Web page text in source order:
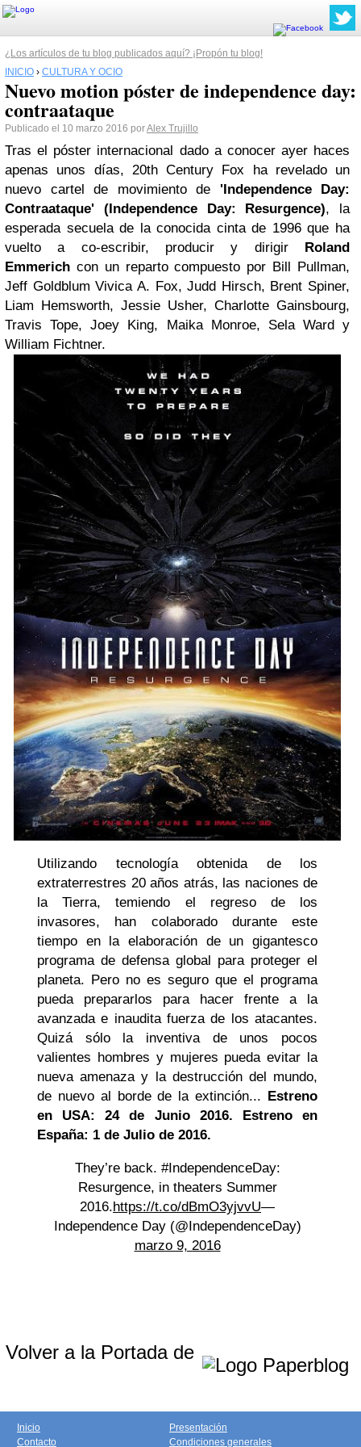
¿Los artículos de tu blog publicados aquí? ¡Propón tu blog!
INICIO › CULTURA Y OCIO
Nuevo motion póster de independence day:
contraataque
Publicado el 10 marzo 2016 porAlex Trujillo
Tras el póster internacional dado a conocer ayer haces
apenas unos días, 20th Century Fox ha revelado un
nuevo cartel de movimiento de 'Independence Day:
Contraataque' (Independence Day: Resurgence), la
esperada secuela de la conocida cinta de 1996 que ha
vuelto a co-escribir, producir y dirigir Roland
Emmerich con un reparto compuesto por Bill Pullman,
Jeff Goldblum Vivica A. Fox, Judd Hirsch, Brent Spiner,
Liam Hemsworth, Jessie Usher, Charlotte Gainsbourg,
Travis Tope, Joey King, Maika Monroe, Sela Ward y
William Fichtner.
Utilizando tecnología obtenida de los
extraterrestres 20 años atrás, las naciones de
la Tierra, temiendo el regreso de los
invasores, han colaborado durante este
tiempo en la elaboración de un gigantesco
programa de defensa global para proteger el
planeta. Pero no es seguro que el programa
pueda prepararlos para hacer frente a la
avanzada e inaudita fuerza de los atacantes.
Quizá sólo la inventiva de unos pocos
valientes hombres y mujeres pueda evitar la
nueva amenaza y la destrucción del mundo,
de nuevo al borde de la extinción...
Estreno
en USA: 24 de Junio 2016. Estreno en
España: 1 de Julio de 2016.
They’re back. #IndependenceDay:
Resurgence, in theaters Summer
2016.https://t.co/dBmO3yjvvU—
Independence Day (@IndependenceDay)
marzo 9, 2016
Volver a la Portada de
Inicio
Contacto
Presentación
Condiciones generales